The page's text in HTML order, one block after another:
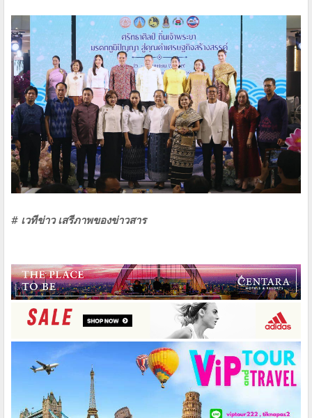
# เวทีข่าว เสรีภาพของข่าวสาร